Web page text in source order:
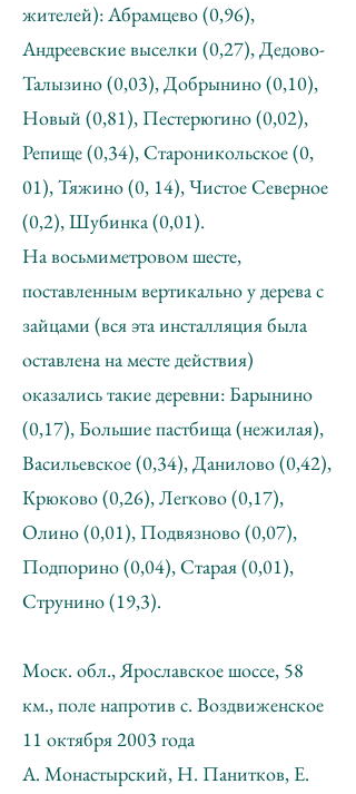
жителей): Абрамцево (0,96),
Андреевские выселки (0,27), Дедово-
Талызино (0,03), Добрынино (0,10),
Новый (0,81), Пестерюгино (0,02),
Репище (0,34), Староникольское (0,
01), Тяжино (0, 14), Чистое Северное
(0,2), Шубинка (0,01).
На восьмиметровом шесте,
поставленным вертикально у дерева с
зайцами (вся эта инсталляция была
оставлена на месте действия)
оказались такие деревни: Барынино
(0,17), Большие пастбища (нежилая),
Васильевское (0,34), Данилово (0,42),
Крюково (0,26), Легково (0,17),
Олино (0,01), Подвязново (0,07),
Подпорино (0,04), Старая (0,01),
Струнино (19,3).
Моск. обл., Ярославское шоссе, 58
км., поле напротив с. Воздвиженское
11 октября 2003 года
А. Монастырский, Н. Панитков, Е.